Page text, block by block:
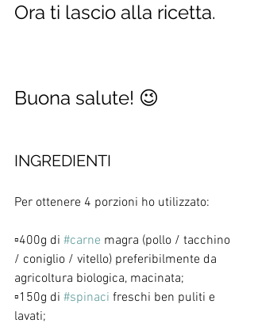
Ora ti lascio alla ricetta.
Buona salute! 😉
INGREDIENTI
Per ottenere 4 porzioni ho utilizzato:
▫️400g di #carne magra (pollo / tacchino
/ coniglio / vitello) preferibilmente da
agricoltura biologica, macinata;
▫️150g di #spinaci freschi ben puliti e
lavati;